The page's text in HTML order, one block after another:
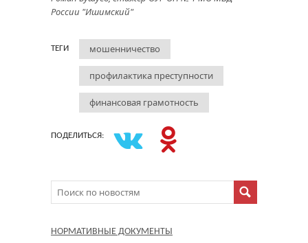
России "Ишимский"
ТЕГИ мошенничество
профилактика преступности
финансовая грамотность
ПОДЕЛИТЬСЯ:
НОРМАТИВНЫЕ ДОКУМЕНТЫ